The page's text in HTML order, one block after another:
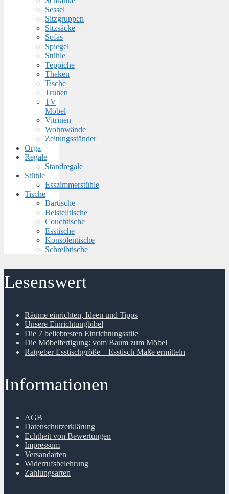
Sessel
Sitzgruppen
Sitzsäcke
Sofas
Spiegel
Stühle
Teppiche
Theken
Tische
Truhen
TV
Möbel
Vitrinen
Wohnwände
Zeitungsständer
Orga
Regale
Standregale
Stühle
Esszimmerstühle
Tische
Bartische
Beistelltische
Couchtische
Esstische
Konsolentische
Schreibtische
Lesenswert
Räume einrichten, Ideen und Tipps
Unsere Einrichtungbibel
Die 7 beliebtesten Einrichtungsstile
Die Möbelfertigung: vom Baum zum Möbel
Ratgeber Esstischgröße – Esstisch Maße ermitteln
Informationen
AGB
Datenschutzerklärung
Echtheit von Bewertungen
Impressum
Versandarten
Widerrufsbelehrung
Zahlungsarten